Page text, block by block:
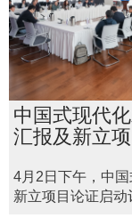
中国式现代
汇报及新立
4月2日下午，中
新立项目论证启